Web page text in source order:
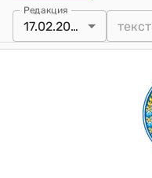
Редакция
17.02.2026